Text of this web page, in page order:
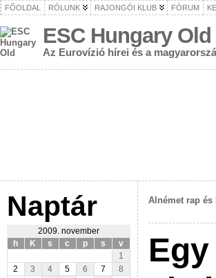
FŐOLDAL RÓLUNK RAJONGÓI KLUB FÓRUM
ESC Hungary Old
Az Eurovízió hírei és a
Naptár
2009. november
h
K s c p s
v
1
2
3 4 5 6 7
8
Alnémet rap